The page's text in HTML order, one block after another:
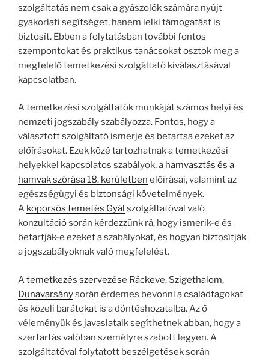
szolgáltatás nem csak a gyászolók számára nyújt
gyakorlati segítséget, hanem lelki támogatást is
biztosít. Ebben a folytatásban további fontos
szempontokat és praktikus tanácsokat osztok meg a
megfelelő temetkezési szolgáltató kiválasztásával
kapcsolatban.
A temetkezési szolgáltatók munkáját számos helyi és
nemzeti jogszabály szabályozza. Fontos, hogy a
választott szolgáltató ismerje és betartsa ezeket az
előírásokat. Ezek közé tartozhatnak a temetkezési
helyekkel kapcsolatos szabályok, a hamvasztás és a
hamvak szórása 18. kerületben előírásai, valamint az
egészségügyi és biztonsági követelmények.
A koporsós temetés Gyál szolgáltatóval való
konzultáció során kérdezzünk rá, hogy ismerik-e és
betartják-e ezeket a szabályokat, és hogyan biztosítják
a jogszabályoknak való megfelelést.
Atemetkezés szervezése Ráckeve, Szigethalom,
Dunavarsánysorán érdemes bevonni a családtagokat
és közeli barátokat is a döntéshozatalba. Az ő
véleményük és javaslataik segíthetnek abban, hogy a
szertartás valóban személyre szabott legyen. A
szolgáltatóval folytatott beszélgetések során